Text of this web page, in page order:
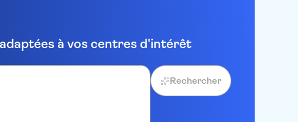
à vos centres d'intérêt
Rechercher